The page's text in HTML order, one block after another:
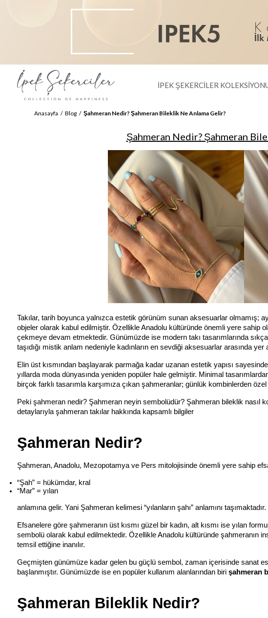
İPEK ŞEKERCİLER
Anasayfa Blog Şahmeran Nedir? Şahmeran Bileklik Ne Anlama Gelir?
Şahmeran Nedir? Şahmeran
Takılar, tarih boyunca yalnızca estetik görünüm sunan aksesuarlar olmamış;
objeler olarak kabul edilmiştir. Özellikle Anadolu kültüründe önemli yere sahip
çekmeye devam etmektedir. Günümüzde ise modern takı tasarımlarında
taşıdığı mistik anlam nedeniyle kadınların en sevdiği aksesuarlar arasında yer
Elin üst kısmından başlayarak parmağa kadar uzanan estetik yapısı
yıllarda moda dünyasında yeniden popüler hale gelmiştir. Minimal
birçok farklı tasarımla karşımıza çıkan şahmeranlar; günlük kombinlerden
Peki şahmeran nedir? Şahmeran neyin sembolüdür? Şahmeran bileklik nasıl
detaylarıyla şahmeran takılar hakkında kapsamlı bilgiler
Şahmeran Nedir?
Şahmeran, Anadolu, Mezopotamya ve Pers mitolojisinde önemli yere sahip
“Şah” = hükümdar, kral
“Mar” = yılan
anlamına gelir. Yani Şahmeran kelimesi “yılanların şahı” anlamını taşımaktadır.
Efsanelere göre şahmeranın üst kısmı güzel bir kadın, alt kısmı ise yılan
sembolü olarak kabul edilmektedir. Özellikle Anadolu kültüründe şahmeranın
temsil ettiğine inanılır.
Geçmişten günümüze kadar gelen bu güçlü sembol, zaman içerisinde sanat
başlanmıştır. Günümüzde ise en popüler kullanım alanlarından biri şahmeran
Şahmeran Bileklik Nedir?